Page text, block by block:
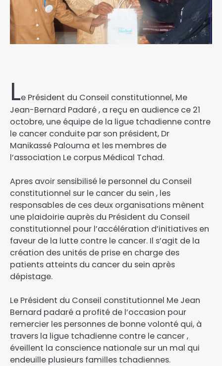
Le Président du Conseil constitutionnel, Me
Jean-Bernard Padaré , a reçu en audience ce 21
octobre, une équipe de la ligue tchadienne contre
le cancer conduite par son président, Dr
Manikassé Palouma et les membres de
l’association Le corpus Médical Tchad.
‎Apres avoir sensibilisé le personnel du Conseil
constitutionnel sur le cancer du sein , les
responsables de ces deux organisations mènent
une plaidoirie auprès du Président du Conseil
constitutionnel pour l’accélération d’initiatives en
faveur de la lutte contre le cancer. Il s’agit de la
création des unités de prise en charge des
patients atteints du cancer du sein après
dépistage.
‎Le Président du Conseil constitutionnel Me Jean
Bernard padaré a profité de l’occasion pour
remercier les personnes de bonne volonté qui, à
travers la ligue tchadienne contre le cancer ,
éveillent la conscience nationale sur un mal qui
endeuille plusieurs familles tchadiennes.